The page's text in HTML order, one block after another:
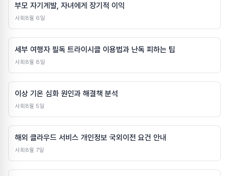
부모 자기계발, 자녀에게 장기적 이익
사회8월 6일
세부 여행자 필독 트라이시클 이용법과 난독 피하는 팁
사회8월 8일
이상 기온 심화 원인과 해결책 분석
사회8월 5일
해외 클라우드 서비스 개인정보 국외이전 요건 안내
사회8월 7일